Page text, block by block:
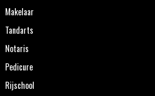
Makelaar
Tandarts
Notaris
Pedicure
Rijschool